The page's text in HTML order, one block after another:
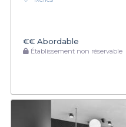
€€ Abordable
Établissement non réservable